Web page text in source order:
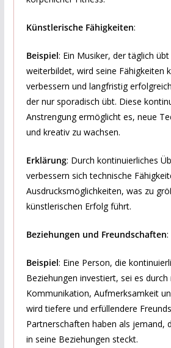
Künstlerische Fähigkeiten:
Beispiel: Ein Musiker, der täglich
weiterbildet, wird seine Fähigkeiten
verbessern und langfristig
der nur sporadisch übt. Diese
Anstrengung ermöglicht es, neue
und kreativ zu wachsen.
Erklärung: Durch kontinuierliches
verbessern sich technische
Ausdrucksmöglichkeiten, was zu
künstlerischen Erfolg führt.
Beziehungen und Freundschaften:
Beispiel: Eine Person, die
Beziehungen investiert, sei es
Kommunikation, Aufmerksamkeit
wird tiefere und erfüllendere
Partnerschaften haben als jemand,
in seine Beziehungen steckt.